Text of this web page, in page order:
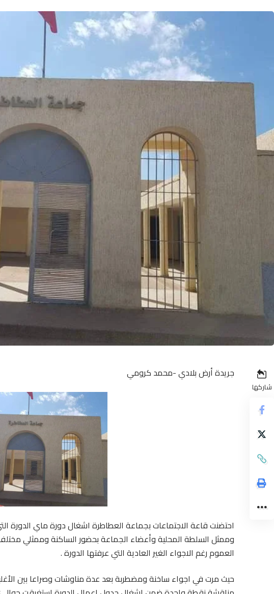
شاركها
جريدة أرض بلادي -محمد كرومي
احتضنت قاعة الاجتماعات بجماعة العطاطرة اشغال دورة ماي الدورة
وممثل السلطة المحلية وأعضاء الجماعة بحضور الساكنة وممثلي مختلف
العموم رغم الاجواء الغير العادية التي عرفتها الدورة .
حيث مرت في اجواء ساخنة ومضطربة بعد عدة مناوشات وصراعا بين